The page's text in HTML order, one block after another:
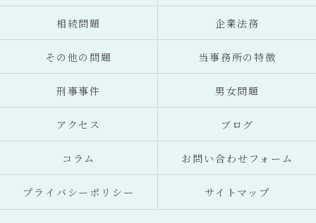
相続問題 企業法務
その他の問題 当事務所の特徴
刑事事件 男女問題
アクセス ブログ
コラム お問い合わせフォーム
プライバシーポリシー サイトマップ